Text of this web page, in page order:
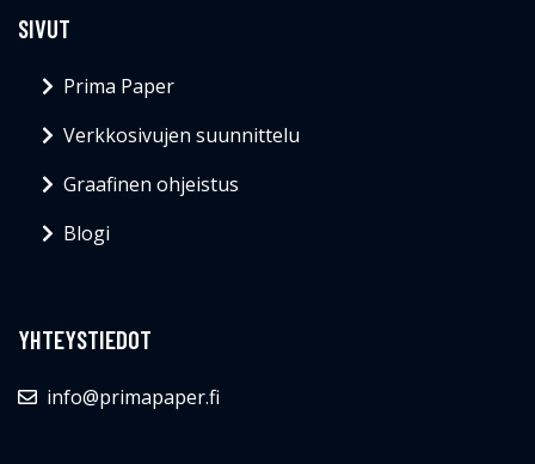
SIVUT
Prima Paper
Verkkosivujen suunnittelu
Graafinen ohjeistus
Blogi
YHTEYSTIEDOT
info@primapaper.fi